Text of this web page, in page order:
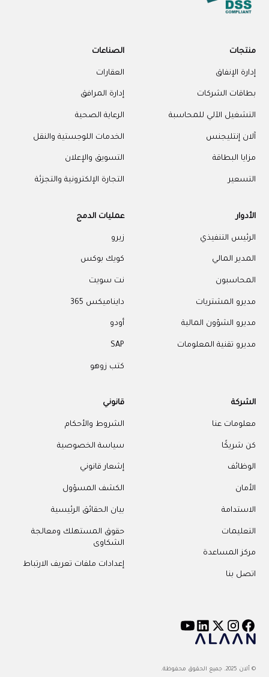
منتجات
إدارة الإنفاق
بطاقات الشركات
التشغيل الآلي للمحاسبة
آلان إنتليجنس
مزايا البطاقة
التسعير
الصناعات
العقارات
إدارة المرافق
الرعاية الصحية
الخدمات اللوجستية والنقل
التسويق والإعلان
التجارة الإلكترونية والتجزئة
الأدوار
الرئيس التنفيذي
المدير المالي
المحاسبون
مديرو المشتريات
مديرو الشؤون المالية
مديرو تقنية المعلومات
عمليات الدمج
زيرو
كويك بوكس
نت سويت
دايناميكس 365
أودو
SAP
كتب زوهو
الشركة
معلومات عنا
كن شريكًا
الوظائف
الأمان
الاستدامة
التعليمات
مركز المساعدة
اتصل بنا
قانوني
الشروط والأحكام
سياسة الخصوصية
إشعار قانوني
الكشف المسؤول
بيان الحقائق الرئيسية
حقوق المستهلك ومعالجة
الشكاوى
إعدادات ملفات تعريف الارتباط
© ألان 2025. جميع الحقوق محفوظة.